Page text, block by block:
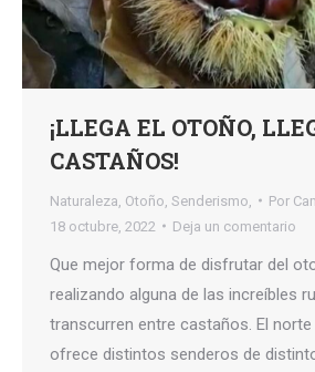
¡LLEGA EL OTOÑO,
CASTAÑOS!
Naturaleza Otoño Senderismo, Por
18 octubre, 2022
Deja un comentario
Que mejor forma de disfrutar del
realizando alguna de las increíbles
transcurren entre castaños. El
ofrece distintos senderos de